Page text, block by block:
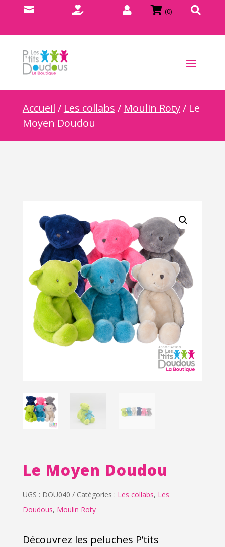
    (0) 
Accueil / Les collabs / Moulin Roty/ Le
Moyen Doudou
Le Moyen Doudou
UGS : DOU040 Catégories : Les collabs, Les
Doudous, Moulin Roty
Découvrez les peluches P’tits